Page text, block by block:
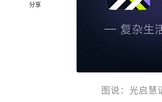
分享
图说：光启慧